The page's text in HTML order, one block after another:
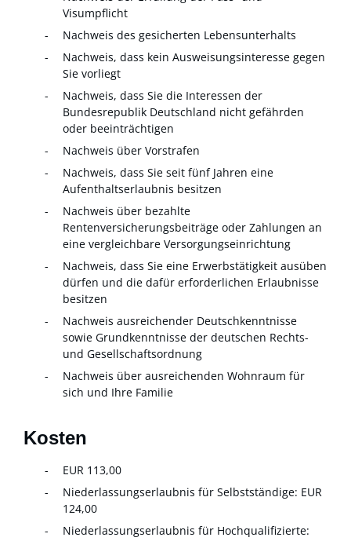
Visumpflicht
Nachweis des gesicherten Lebensunterhalts
Nachweis, dass kein Ausweisungsinteresse gegen
Sie vorliegt
Nachweis, dass Sie die Interessen der
Bundesrepublik Deutschland nicht gefährden
oder beeinträchtigen
Nachweis über Vorstrafen
Nachweis, dass Sie seit fünf Jahren eine
Aufenthaltserlaubnis besitzen
Nachweis über bezahlte
Rentenversicherungsbeiträge oder Zahlungen an
eine vergleichbare Versorgungseinrichtung
Nachweis, dass Sie eine Erwerbstätigkeit ausüben
dürfen und die dafür erforderlichen Erlaubnisse
besitzen
Nachweis ausreichender Deutschkenntnisse
sowie Grundkenntnisse der deutschen Rechts-
und Gesellschaftsordnung
Nachweis über ausreichenden Wohnraum für
sich und Ihre Familie
Kosten
EUR 113,00
Niederlassungserlaubnis für Selbstständige: EUR
124,00
Niederlassungserlaubnis für Hochqualifizierte: